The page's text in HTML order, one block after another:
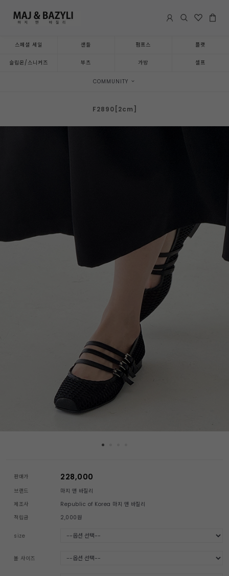
스페셜 세일 샌들 펌프스 플랫
슬립온/스니커즈 부츠 가방 셀프
COMMUNITY
F2890[2cm]
판매가 228,000
브랜드
마지 앤 바질리
제조사
Republic of Korea 마지 앤 바질리
적립금
2,000원
size
볼 사이즈